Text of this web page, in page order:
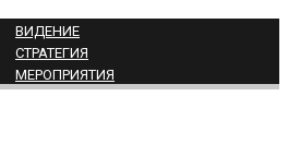
ВИДЕНИЕ
СТРАТЕГИЯ
МЕРОПРИЯТИЯ